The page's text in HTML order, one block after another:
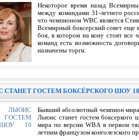
Некоторое время назад
между командами 31-летнего
что чемпионом WBC является
Всемирный боксерский совет еще
боя, в котором на кону стоят все
команд есть возможность
назначены торги.
ГОСТЕМ БОКСЁРСКОГО ШОУ
Бывший абсолютный чемпион мира
Льюис станет гостем
мира по версии WBA в первом
летним французом конголезского